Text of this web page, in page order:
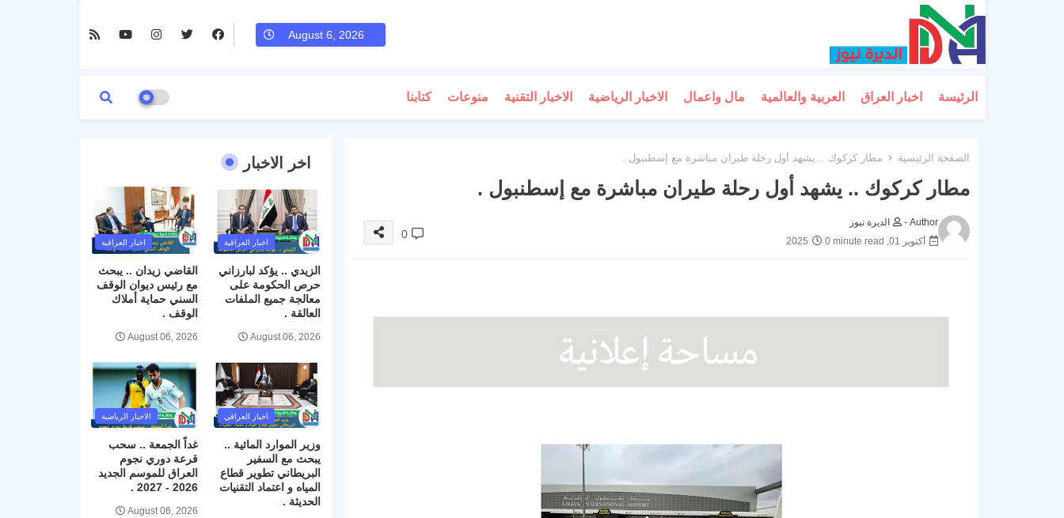
August 6, 2026
الرئيسة اخبار العراق العربية والعالمية مال واعمال الاخبار الرياضية الاخبار التقنية منوعات كتابنا
الصفحة الرئيسية مطار كركوك .. يشهد أول رحلة طيران مباشرة مع إسطنبول .
مطار كركوك .. يشهد أول رحلة طيران مباشرة مع إسطنبول .
Author -
الديرة نيوز
أكتوبر 01, 2025
0 minute read
0
اخر الاخبار
اخبار العراقية
الزيدي .. يؤكد لبارزاني
حرص الحكومة على
معالجة جميع الملفات
العالقة .
August 06, 2026
اخبار العراقية
القاضي زيدان .. يبحث
مع رئيس ديوان الوقف
السني حماية أملاك
الوقف .
August 06, 2026
اخبار العراقي
وزير الموارد المائية ..
يبحث مع السفير
البريطاني تطوير قطاع
المياه و اعتماد التقنيات
الحديثة .
الاخبار الرياضية
غداً الجمعة .. سحب
قرعة دوري نجوم
العراق للموسم الجديد
2026 - 2027 .
August 06, 2026